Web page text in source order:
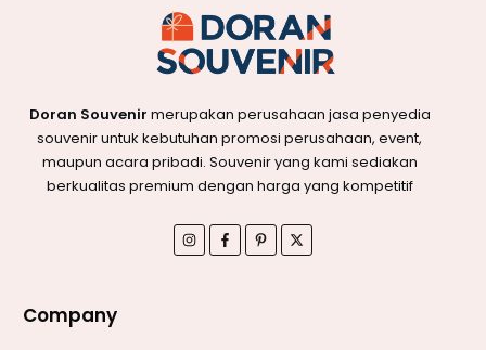
Doran Souvenir merupakan perusahaan jasa penyedia
souvenir untuk kebutuhan promosi perusahaan, event,
maupun acara pribadi. Souvenir yang kami sediakan
berkualitas premium dengan harga yang kompetitif
Company